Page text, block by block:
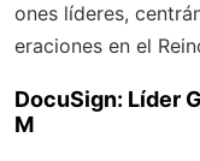
ones líderes,
eraciones en el
DocuSign: Líder
M